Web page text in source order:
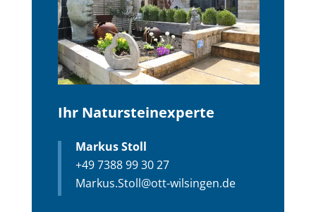
Ihr Natursteinexperte
Markus Stoll
+49 7388 99 30 27
Markus.Stoll@ott-wilsingen.de